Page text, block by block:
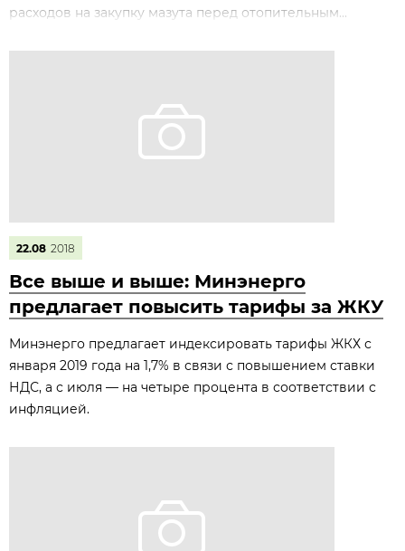
расходов на закупку мазута перед отопительным...
22.08 2018
Все выше и выше: Минэнерго
предлагает повысить тарифы за ЖКУ
Минэнерго предлагает индексировать тарифы ЖКХ с
января 2019 года на 1,7% в связи с повышением ставки
НДС, а с июля — на четыре процента в соответствии с
инфляцией.